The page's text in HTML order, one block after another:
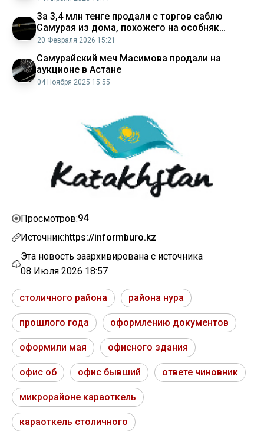
За 3,4 млн тенге продали с торгов саблю
Самурая из дома, похожего на особняк
Масимова
20 Февраля 2026 15:21
Самурайский меч Масимова продали на
аукционе в Астане
04 Ноября 2025 15:55
Просмотров:94
Источник:https://informburo.kz
Эта новость заархивирована с источника
08 Июля 2026 18:57
столичного района района нура
прошлого года оформлению документов
оформили мая офисного здания
офис об офис бывший ответе чиновник
микрорайоне караоткель
караоткель столичного